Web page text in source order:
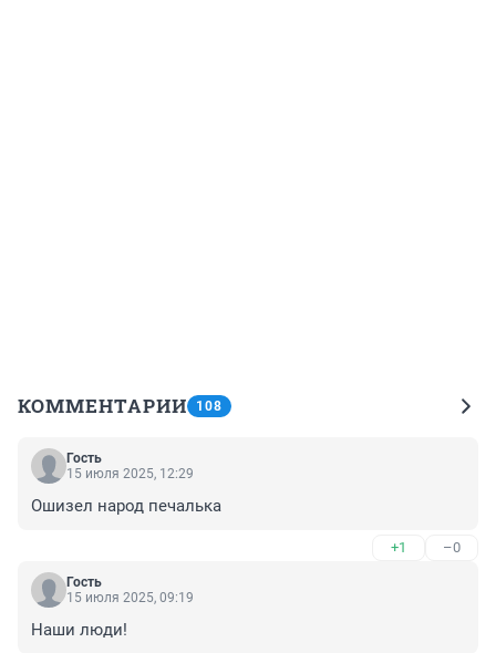
КОММЕНТАРИИ 108
Гость
15 июля 2025, 12:29
Ошизел народ печалька
+1 –0
Гость
15 июля 2025, 09:19
Наши люди!